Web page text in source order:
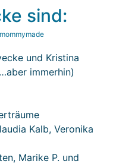
sind:
und Kristina
immerhin)
Kalb, Veronika
Marike P. und